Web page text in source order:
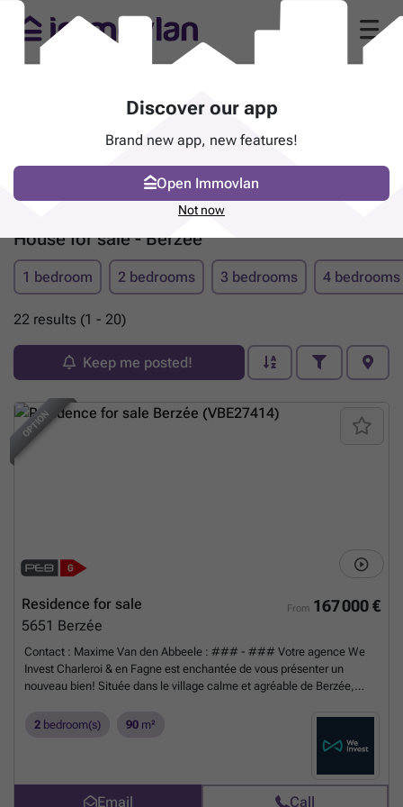
House for sale - Berzée
1 bedroom 2 bedrooms 3 bedrooms 4 bedrooms
22 results (1 - 20)
Keep me posted!
OPTION
From 167 000 €
Residence for sale
5651 Berzée
Contact : Maxime Van den Abbeele : ### - ### Votre agence We
Invest Charleroi & en Fagne est enchantée de vous présenter un
nouveau bien! Située dans le village calme et agréable de Berzée,
volumes utiles et son agréable terrain orienté sud-est. Le rez-de-
chaussée se compose d’un hall d’entrée, d’un salon chaleureux, d’une
salle à manger lumineuse, d’une cuisine semi-équipée ainsi que d’une
salle de douche avec WC. À l’étage, vous retrouverez deux belles
chambres ainsi qu’un espace lavabo supplémentaire. Le deuxième
2 bedroom(s) 90 m²
Email Call
Discover our app
Brand new app, new features!
Open Immovlan
Not now